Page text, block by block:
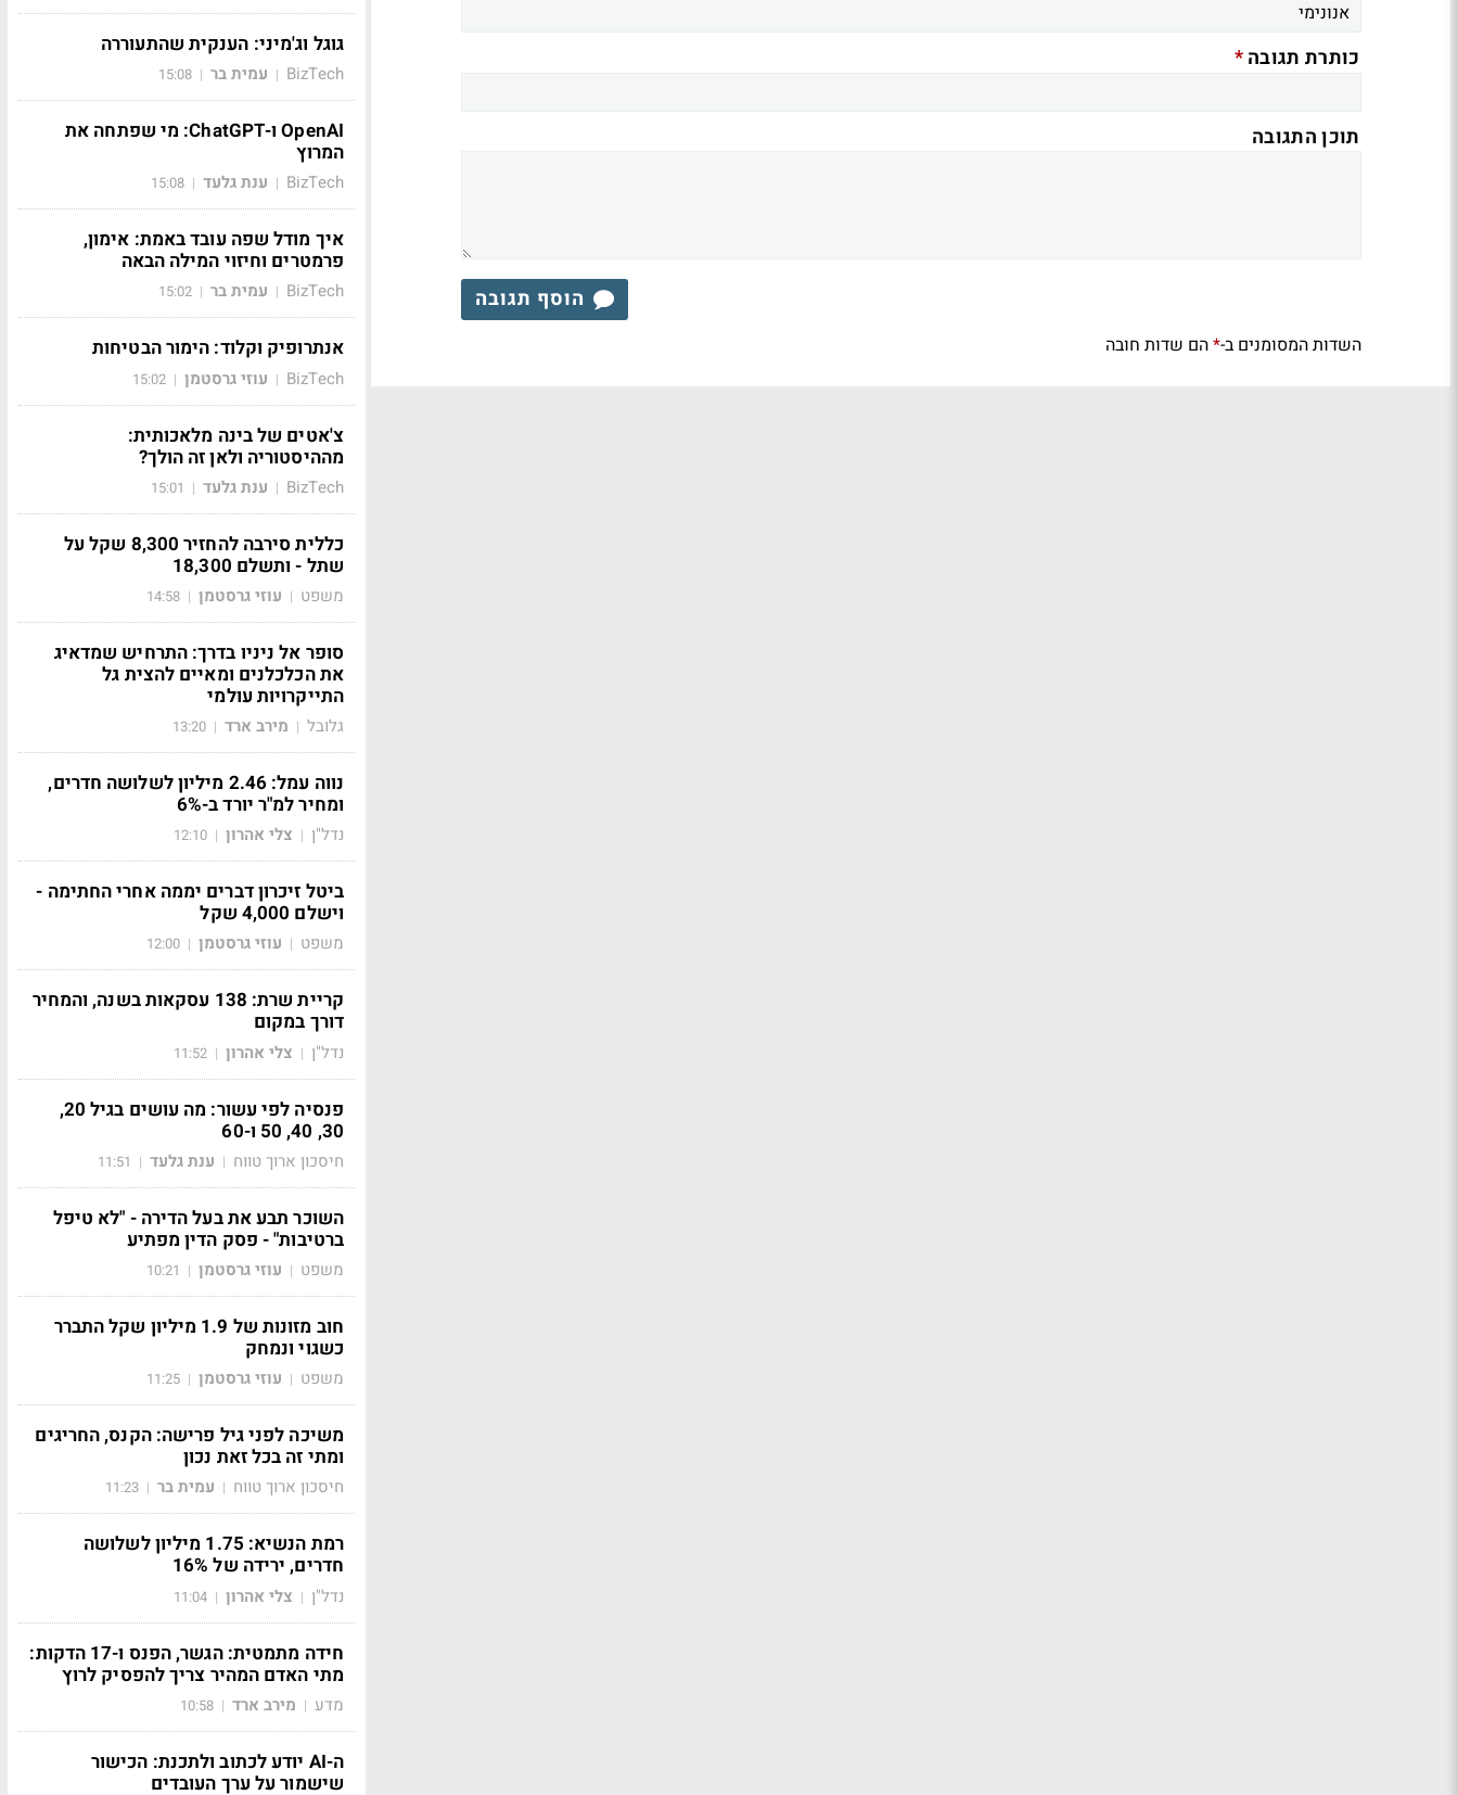
כותרת תגובה*
תוכן התגובה
הוסף תגובה
השדות המסומנים ב-*הם שדות חובה
גוגל וג'מיני: הענקית שהתעוררה
BizTech
| עמית בר |
15:08
OpenAI ו-ChatGPT: מי שפתחה את
המרוץ
BizTech
| ענת גלעד |
15:08
איך מודל שפה עובד באמת: אימון,
פרמטרים וחיזוי המילה הבאה
BizTech
| עמית בר |
15:02
אנתרופיק וקלוד: הימור הבטיחות
BizTech
| עוזי גרסטמן |
15:02
צ'אטים של בינה מלאכותית:
מההיסטוריה ולאן זה הולך?
BizTech
| ענת גלעד |
15:01
כללית סירבה להחזיר 8,300 שקל על
שתל - ותשלם 18,300
משפט | עוזי גרסטמן |
14:58
סופר אל ניניו בדרך: התרחיש שמדאיג
את הכלכלנים ומאיים להצית גל
התייקרויות עולמי
גלובל | מירב ארד |
13:20
נווה עמל: 2.46 מיליון לשלושה חדרים,
ומחיר למ"ר יורד ב-6%
נדל"ן | צלי אהרון |
12:10
ביטל זיכרון דברים יממה אחרי החתימה -
וישלם 4,000 שקל
משפט | עוזי גרסטמן |
12:00
קריית שרת: 138 עסקאות בשנה, והמחיר
דורך במקום
נדל"ן | צלי אהרון |
11:52
פנסיה לפי עשור: מה עושים בגיל 20,
30, 40, 50 ו-60
חיסכון ארוך טווח | ענת גלעד |
11:51
השוכר תבע את בעל הדירה - "לא טיפל
ברטיבות" - פסק הדין מפתיע
משפט | עוזי גרסטמן |
10:21
חוב מזונות של 1.9 מיליון שקל התברר
כשגוי ונמחק
משפט | עוזי גרסטמן |
11:25
משיכה לפני גיל פרישה: הקנס, החריגים
ומתי זה בכל זאת נכון
חיסכון ארוך טווח | עמית בר |
11:23
רמת הנשיא: 1.75 מיליון לשלושה
חדרים, ירידה של 16%
נדל"ן | צלי אהרון |
11:04
חידה מתמטית: הגשר, הפנס ו-17 הדקות:
מתי האדם המהיר צריך להפסיק לרוץ
מדע | מירב ארד |
10:58
ה-AI יודע לכתוב ולתכנת: הכישור
שישמור על ערך העובדים